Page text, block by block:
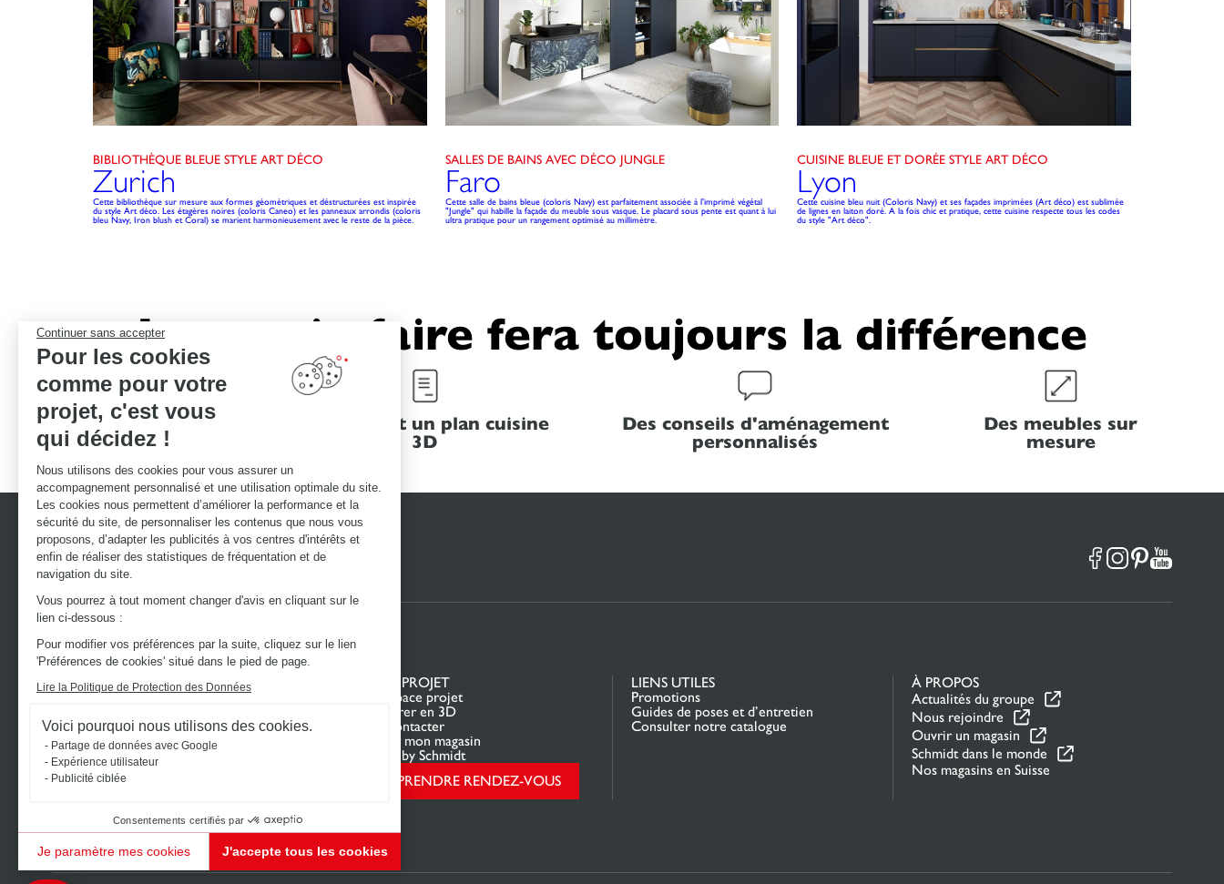
Continuer sans accepter
Pour les cookies
comme pour votre
projet, c'est vous
qui décidez !
Nous utilisons des cookies pour vous assurer un
accompagnement personnalisé et une utilisation optimale du site.
Les cookies nous permettent d’améliorer la performance et la
sécurité du site, de personnaliser les contenus que nous vous
proposons, d’adapter les publicités à vos centres d'intérêts et
enfin de réaliser des statistiques de fréquentation et de
navigation du site.
Vous pourrez à tout moment changer d'avis en cliquant sur le
lien ci-dessous :
Pour modifier vos préférences par la suite, cliquez sur le lien
'Préférences de cookies' situé dans le pied de page.
Lire la Politique de Protection des Données
Voici pourquoi nous utilisons des cookies.
Partage de données avec Google
Expérience utilisateur
Publicité ciblée
Consentements certifiés par
Je paramètre mes cookies J'accepte tous les cookies
Axeptio consent
BIBLIOTHÈQUE BLEUE STYLE ART DÉCO
Zurich
Cette bibliothèque sur mesure aux formes géométriques et déstructurées est inspirée
du style Art déco. Les étagères noires (coloris Caneo) et les panneaux arrondis (coloris
bleu Navy, Iron blush et Coral) se marient harmonieusement avec le reste de la pièce.
SALLES DE BAINS AVEC DÉCO JUNGLE
Faro
Cette salle de bains bleue (coloris Navy) est parfaitement associée à l'imprimé végétal
"Jungle" qui habille la façade du meuble sous vasque. Le placard sous pente est quant à lui
ultra pratique pour un rangement optimisé au millimètre.
CUISINE BLEUE ET DORÉE STYLE ART DÉCO
Lyon
Cette cuisine bleu nuit (Coloris Navy) et ses façades imprimées (Art déco) est sublimée
de lignes en laiton doré. A la fois chic et pratique, cette cuisine respecte tous les codes
du style "Art déco".
Le savoir-faire fera toujours la différence
Des garanties
d'excellence
Un devis et un plan cuisine
3D
Des conseils d'aménagement
personnalisés
Des meubles sur
mesure
DÉCOUVREZ L’UNIVERS SCHMIDT
Cuisines sur mesure
Meubles et rangements sur mesure
Salles de bain sur mesure
Schmidt pour les pros
VOTRE PROJET
Mon espace projet
Configurer en 3D
Nous contacter
Trouver mon magasin
Le Club by Schmidt
PRENDRE RENDEZ-VOUS
LIENS UTILES
Promotions
Guides de poses et d’entretien
Consulter notre catalogue
À PROPOS
Actualités du groupe
Nous rejoindre
Ouvrir un magasin
Schmidt dans le monde
Nos magasins en Suisse